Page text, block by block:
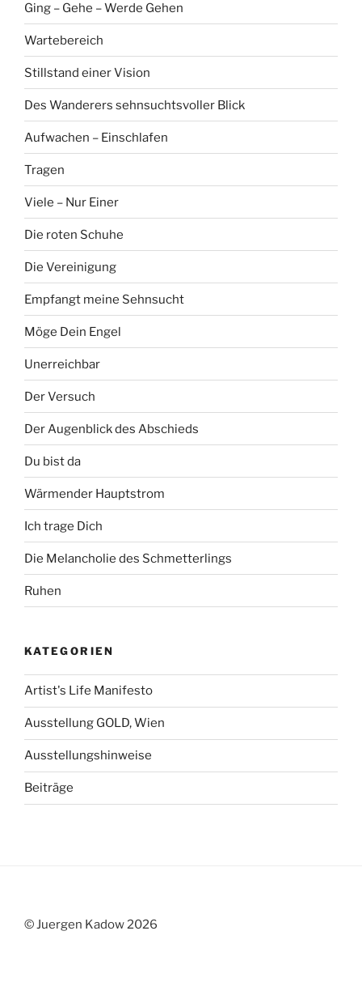
Ging – Gehe – Werde Gehen
Wartebereich
Stillstand einer Vision
Des Wanderers sehnsuchtsvoller Blick
Aufwachen – Einschlafen
Tragen
Viele – Nur Einer
Die roten Schuhe
Die Vereinigung
Empfangt meine Sehnsucht
Möge Dein Engel
Unerreichbar
Der Versuch
Der Augenblick des Abschieds
Du bist da
Wärmender Hauptstrom
Ich trage Dich
Die Melancholie des Schmetterlings
Ruhen
KATEGORIEN
Artist's Life Manifesto
Ausstellung GOLD, Wien
Ausstellungshinweise
Beiträge
© Juergen Kadow 2026